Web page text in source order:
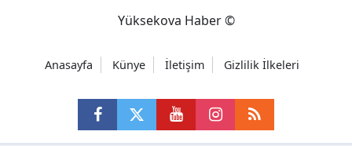
Yüksekova Haber ©
Anasayfa Künye İletişim Gizlilik İlkeleri